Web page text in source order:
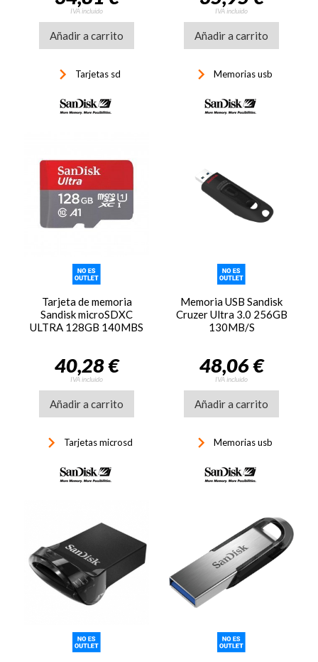
IVA incluido
Añadir a carrito
keyboard_arrow_right Tarjetas sd
IVA incluido
Añadir a carrito
keyboard_arrow_right Memorias usb
Tarjeta de memoria
Sandisk microSDXC
ULTRA 128GB 140MBS
40,28 €
IVA incluido
Añadir a carrito
keyboard_arrow_right Tarjetas microsd
Memoria USB Sandisk
Cruzer Ultra 3.0 256GB
130MB/S
48,06 €
IVA incluido
Añadir a carrito
keyboard_arrow_right Memorias usb